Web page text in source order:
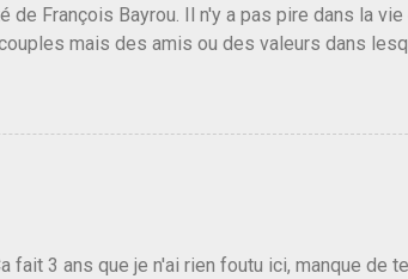
de François Bayrou. Il n'y a pas pire dans la
mais des amis ou des valeurs dans
le candidat de la droite molle plus proche de
de la gauche molle mais quand on
ou du Sénat. Ou assister au
fait 3 ans que je n'ai rien foutu ici, manque